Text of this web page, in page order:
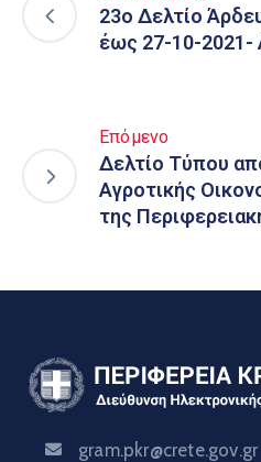
23ο Δελτίο
έως 27-10-
Επόμενο
Δελτίο Τύπου
Αγροτικής
της
gram.pkr@crete.gov.gr